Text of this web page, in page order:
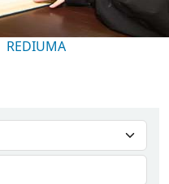
REDIUMA